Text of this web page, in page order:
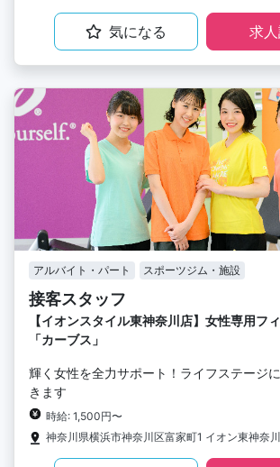
気になる 求
アルバイト・パート スポーツジム・施設
接客スタッフ
【イオンスタイル東神奈川店】女性専用フ
「カーブス」
輝く女性を全力サポート！ライフステージ
きます
時給: 1,500円〜
神奈川県横浜市神奈川区富家町1 イオン東神奈